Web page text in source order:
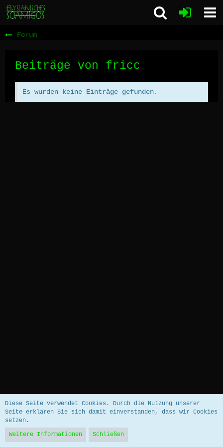
Forum
Beiträge von fricc
Es wurden keine Einträge gefunden.
Community-Software:WoltLab Suite™ 5.5.26
Diese Seite verwendet Cookies. Durch die Nutzung unserer
Seite erklären Sie sich damit einverstanden, dass wir Cookies
setzen.
Weitere Informationen
Schließen